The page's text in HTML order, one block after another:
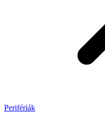
Perifériák